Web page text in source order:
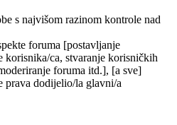
s najvišom razinom kontrole nad
foruma [postavljanje
korisnika/ca, stvaranje korisničkih
foruma itd.], [a sve]
prava dodijelio/la glavni/a